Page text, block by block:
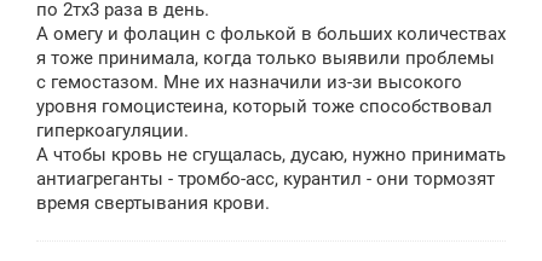
по 2тх3 раза в день.
А омегу и фолацин с фолькой в больших количествах
я тоже принимала, когда только выявили проблемы
с гемостазом. Мне их назначили из-зи высокого
уровня гомоцистеина, который тоже способствовал
гиперкоагуляции.
А чтобы кровь не сгущалась, дусаю, нужно принимать
антиагреганты - тромбо-асс, курантил - они тормозят
время свертывания крови.